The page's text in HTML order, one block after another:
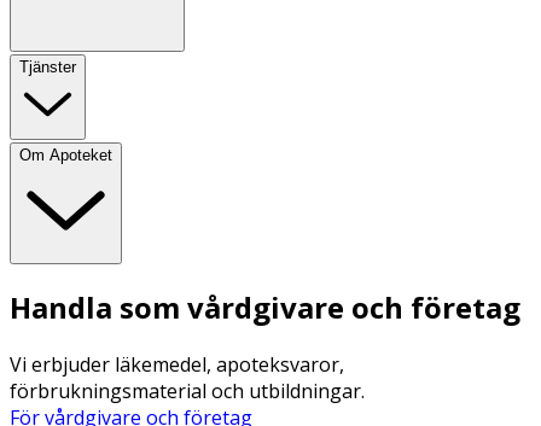
Tjänster
Om Apoteket
Handla som vårdgivare och företag
Vi erbjuder läkemedel, apoteksvaror,
förbrukningsmaterial och utbildningar.
För vårdgivare och företag